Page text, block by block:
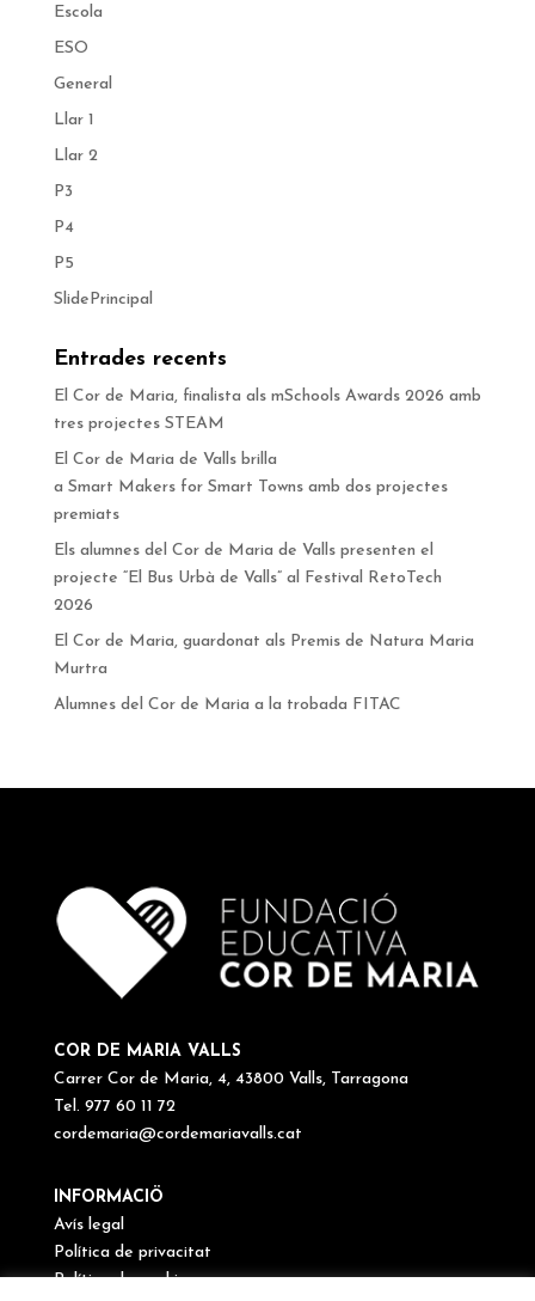
Escola
ESO
General
Llar 1
Llar 2
P3
P4
P5
SlidePrincipal
Entrades recents
El Cor de Maria, finalista als mSchools Awards 2026 amb
tres projectes STEAM
El Cor de Maria de Valls brilla
a Smart Makers for Smart Towns amb dos projectes
premiats
Els alumnes del Cor de Maria de Valls presenten el
projecte “El Bus Urbà de Valls” al Festival RetoTech
2026
El Cor de Maria, guardonat als Premis de Natura Maria
Murtra
Alumnes del Cor de Maria a la trobada FITAC
COR DE MARIA VALLS
Carrer Cor de Maria, 4, 43800 Valls, Tarragona
Tel. 977 60 11 72
cordemaria@cordemariavalls.cat
INFORMACIÖ
Avís legal
Política de privacitat
Política de cookies